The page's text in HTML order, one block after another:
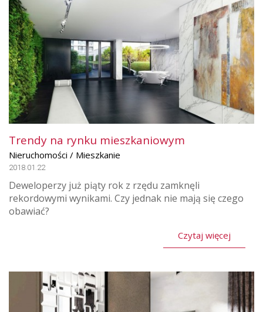
Trendy na rynku mieszkaniowym
Nieruchomości / Mieszkanie
2018.01.22
Deweloperzy już piąty rok z rzędu zamknęli
rekordowymi wynikami. Czy jednak nie mają się czego
obawiać?
Czytaj więcej